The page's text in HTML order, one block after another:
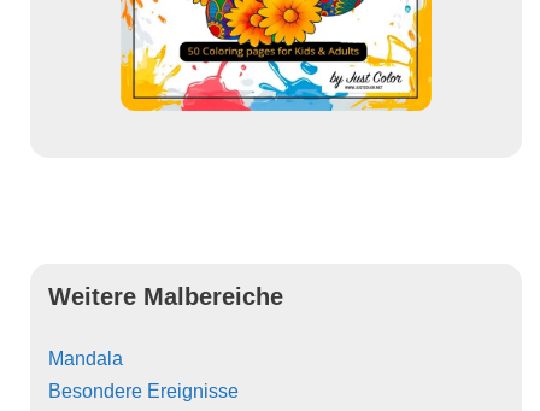
Weitere Malbereiche
Mandala
Besondere Ereignisse